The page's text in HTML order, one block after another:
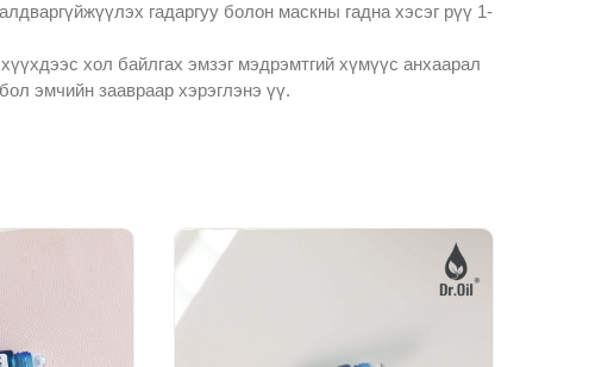
гадаргуу болон маскны гадна хэсэг рүү 1-
хол байлгах эмзэг мэдрэмтгий хүмүүс анхаарал
эмчийн заавраар хэрэглэнэ үү.